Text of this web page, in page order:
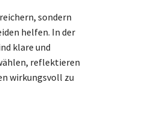
sondern
helfen. In der
klare und
reflektieren
wirkungsvoll zu